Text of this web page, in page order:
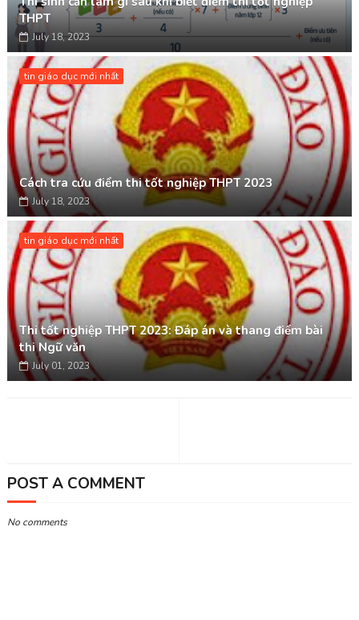
THPT
July 18, 2023
tin giáo dục mới nhất
Cách tra cứu điểm thi tốt nghiệp THPT 2023
July 18, 2023
tin giáo dục mới nhất
Thi tốt nghiệp THPT 2023: Đáp án và thang điểm bài
thi Ngữ văn
July 01, 2023
POST A COMMENT
No comments